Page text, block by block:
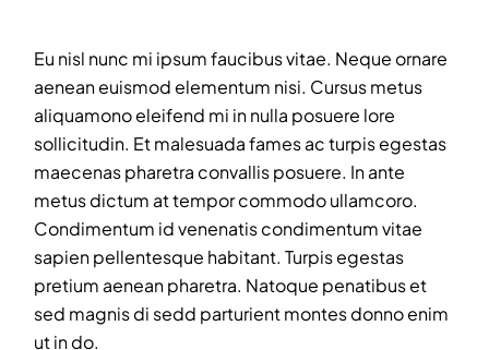
Eu nisl nunc mi ipsum faucibus vitae. Neque ornare
aenean euismod elementum nisi. Cursus metus
aliquamono eleifend mi in nulla posuere lore
sollicitudin. Et malesuada fames ac turpis egestas
maecenas pharetra convallis posuere. In ante
metus dictum at tempor commodo ullamcoro.
Condimentum id venenatis condimentum vitae
sapien pellentesque habitant. Turpis egestas
pretium aenean pharetra. Natoque penatibus et
sed magnis di sedd parturient montes donno enim
ut in do.